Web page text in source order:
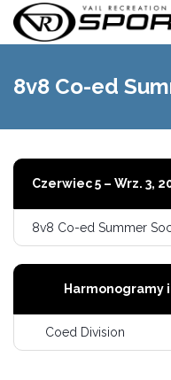
8v8 Co-ed
Czerwiec 5 – Wrz. 3,
8v8 Co-ed Summer
Harmonogramy
Coed Division